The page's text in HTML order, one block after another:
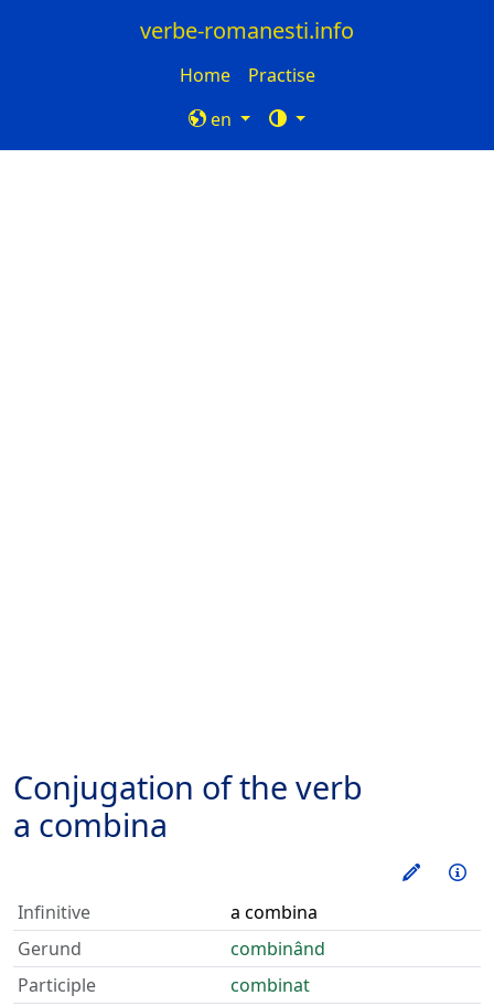
verbe-romanesti.info
Home
Practise
en
Conjugation of the verb
a combina
Train
Infinitive
a combina
Gerund
combinând
Participle
combinat